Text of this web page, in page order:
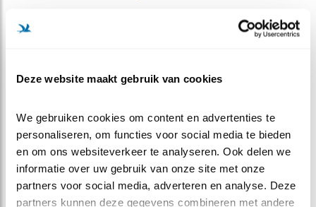
Deze website maakt gebruik van cookies
We gebruiken cookies om content en advertenties te
personaliseren, om functies voor social media te bieden
en om ons websiteverkeer te analyseren. Ook delen we
informatie over uw gebruik van onze site met onze
partners voor social media, adverteren en analyse. Deze
partners kunnen deze gegevens combineren met andere
In gedachten moedig ik 'mijn' jongen aan bij het
vliegen omdat het landen niet lukt of bij de eerste
ook weer op, gewoon vanaf de grond. Alleen nummer
drie durft nog niet echt, in gedachten geef ik hem een
duwtje.
OP WEG